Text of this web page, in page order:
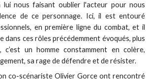
nous faisant oublier l'acteur pour nous
de ce personnage. Ici, il est entouré
en première ligne du combat, et il
dans ces rôles précédemment évoqués, plus
un homme constamment en colère,
sa rage de défendre et de résister.
co-scénariste Olivier Gorce ont rencontré